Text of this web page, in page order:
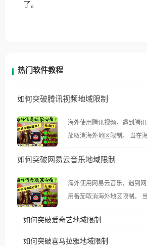
了。
热门软件教程
如何突破腾讯视频地域限制
海外使用腾讯视频，遇到腾
茄取消海外地区限制。 当在海外打开腾讯视频，却突
示语。 海外用户如香港、澳门、台湾、美国、加拿
像其他音乐平台一样，出现
仅能在中国大陆地区播放。 遇到这个问题的朋友们，
使用番茄回国加速器，即可解
台湾、美国、加拿大、澳大
如何突破网易云音乐地域限制
海外使用网易云音乐，遇到
用番茄取消海外地区限制。 当在海外打开网易云音
播放”的提示语。 海外用户如香港、澳门、台湾、美
国、加拿大、澳大利亚、欧
如何突破爱奇艺地域限制
如何突破喜马拉雅地域限制